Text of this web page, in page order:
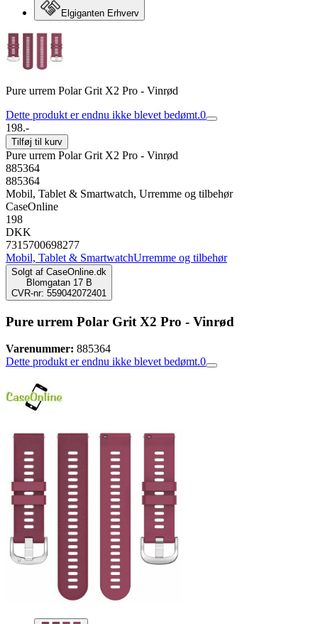
Elgiganten Erhverv
Pure urrem Polar Grit X2 Pro - Vinrød
Dette produkt er endnu ikke blevet bedømt.0
198.-
Tilføj til kurv
Pure urrem Polar Grit X2 Pro - Vinrød
885364
885364
Mobil, Tablet & Smartwatch, Urremme og tilbehør
CaseOnline
198
DKK
7315700698277
Mobil, Tablet & SmartwatchUrremme og tilbehør
Solgt af CaseOnline.dk
Blomgatan 17 B
CVR-nr: 559042072401
Pure urrem Polar Grit X2 Pro - Vinrød
Varenummer: 885364
Dette produkt er endnu ikke blevet bedømt.0